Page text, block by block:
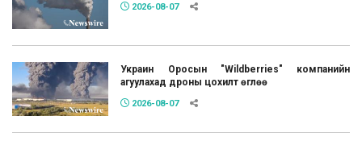
2026-08-07
Украин Оросын "Wildberries" компанийн
агуулахад дроны цохилт өглөө
2026-08-07